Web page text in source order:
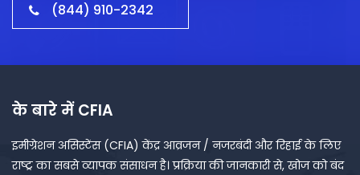
(844) 910-2342
के बारे में CFIA
इमीग्रेशन असिस्टेंस (CFIA) केंद्र आव्रजन / नजरबंदी और रिहाई के लिए
राष्ट्र का सबसे व्यापक संसाधन है। प्रक्रिया की जानकारी से, खोज को बंद